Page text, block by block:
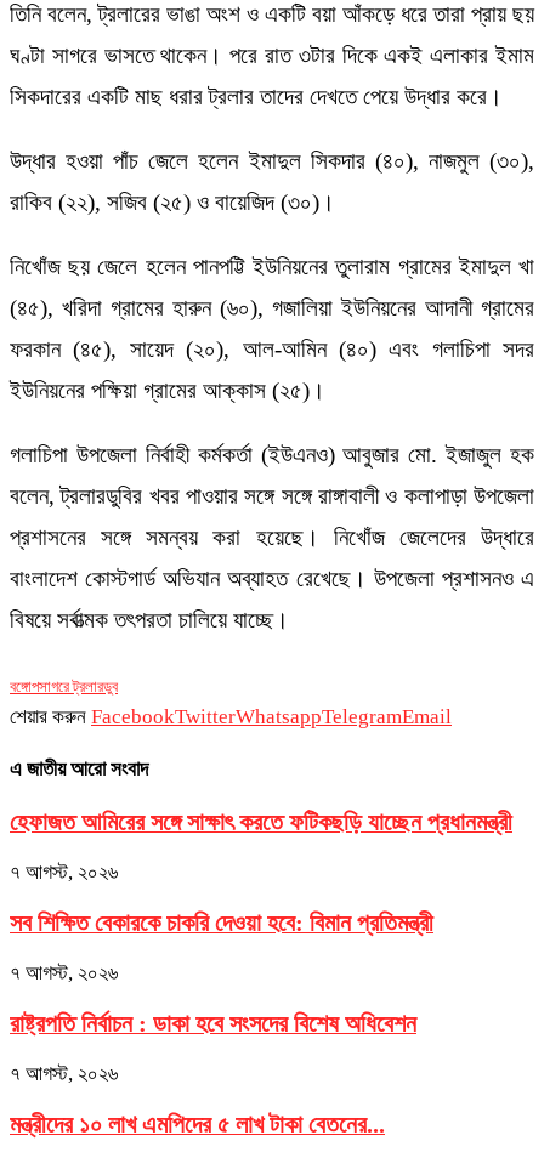
তিনি বলেন, ট্রলারের ভাঙা অংশ ও একটি বয়া আঁকড়ে ধরে তারা প্রায় ছয়
ঘণ্টা সাগরে ভাসতে থাকেন। পরে রাত ৩টার দিকে একই এলাকার ইমাম
সিকদারের একটি মাছ ধরার ট্রলার তাদের দেখতে পেয়ে উদ্ধার করে।
উদ্ধার হওয়া পাঁচ জেলে হলেন ইমাদুল সিকদার (৪০), নাজমুল (৩০),
রাকিব (২২), সজিব (২৫) ও বায়েজিদ (৩০)।
নিখোঁজ ছয় জেলে হলেন পানপট্টি ইউনিয়নের তুলারাম গ্রামের ইমাদুল খা
(৪৫), খরিদা গ্রামের হারুন (৬০), গজালিয়া ইউনিয়নের আদানী গ্রামের
ফরকান (৪৫), সায়েদ (২০), আল-আমিন (৪০) এবং গলাচিপা সদর
ইউনিয়নের পক্ষিয়া গ্রামের আক্কাস (২৫)।
গলাচিপা উপজেলা নির্বাহী কর্মকর্তা (ইউএনও) আবুজার মো. ইজাজুল হক
বলেন, ট্রলারডুবির খবর পাওয়ার সঙ্গে সঙ্গে রাঙ্গাবালী ও কলাপাড়া উপজেলা
প্রশাসনের সঙ্গে সমন্বয় করা হয়েছে। নিখোঁজ জেলেদের উদ্ধারে
বাংলাদেশ কোস্টগার্ড অভিযান অব্যাহত রেখেছে। উপজেলা প্রশাসনও এ
বিষয়ে সর্বাত্মক তৎপরতা চালিয়ে যাচ্ছে।
বঙ্গোপসাগরে ট্রলারডুব
শেয়ার করুন FacebookTwitterWhatsappTelegramEmail
এ জাতীয় আরো সংবাদ
হেফাজত আমিরের সঙ্গে সাক্ষাৎ করতে ফটিকছড়ি যাচ্ছেন প্রধানমন্ত্রী
৭ আগস্ট, ২০২৬
সব শিক্ষিত বেকারকে চাকরি দেওয়া হবে: বিমান প্রতিমন্ত্রী
৭ আগস্ট, ২০২৬
রাষ্ট্রপতি নির্বাচন : ডাকা হবে সংসদের বিশেষ অধিবেশন
৭ আগস্ট, ২০২৬
মন্ত্রীদের ১০ লাখ এমপিদের ৫ লাখ টাকা বেতনের...